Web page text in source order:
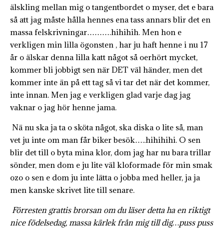
älskling mellan mig o tangentbordet o myser, det e bara
så att jag måste hålla hennes ena tass annars blir det en
massa felskrivningar……….hihihih. Men hon e
verkligen min lilla ögonsten , har ju haft henne i nu 17
år o älskar denna lilla katt något så oerhört mycket,
kommer bli jobbigt sen när DET väl händer, men det
kommer inte än på ett tag så vi tar det när det kommer,
inte innan. Men jag e verkligen glad varje dag jag
vaknar o jag hör henne jama.
Nä nu ska ja ta o sköta något, ska diska o lite så, man
vet ju inte om man får biker besök…..hihihihi. O sen
blir det till o byta mina klor, dom jag har nu bara trillar
sönder, men dom e ju lite väl kloformade för min smak
ozo o sen e dom ju inte lätta o jobba med heller, ja ja
men kanske skrivet lite till senare.
Förresten grattis brorsan om du läser detta ha en riktigt
nice födelsedag, massa kärlek från mig till dig…puss puss